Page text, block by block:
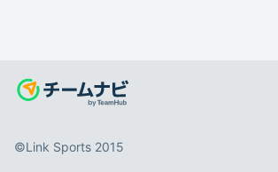
©️Link Sports 2015